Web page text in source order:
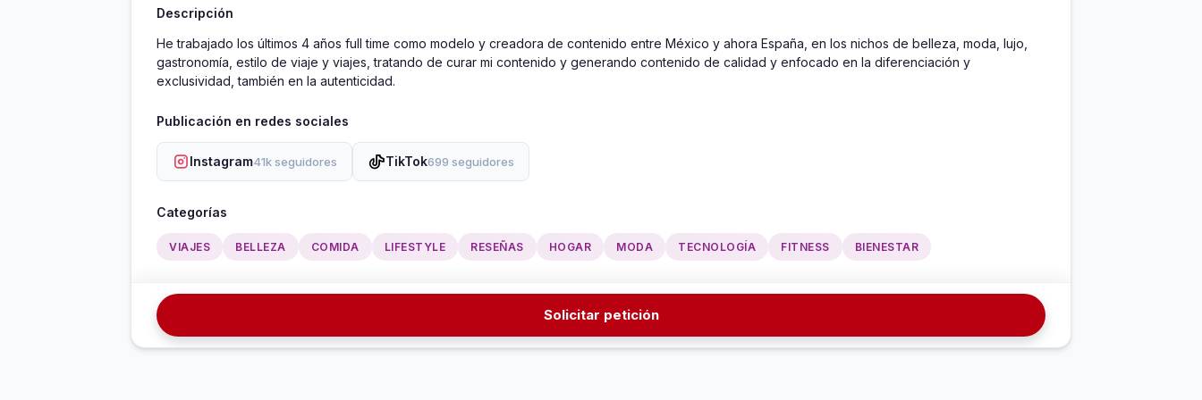
Descripción
He trabajado los últimos 4 años full time como modelo y creadora de contenido entre México y ahora España, en los nichos de belleza, moda, lujo,
gastronomía, estilo de viaje y viajes, tratando de curar mi contenido y generando contenido de calidad y enfocado en la diferenciación y
exclusividad, también en la autenticidad.
Publicación en redes sociales
Instagram41k seguidores TikTok699 seguidores
Categorías
VIAJES BELLEZA COMIDA LIFESTYLE RESEÑAS HOGAR MODA TECNOLOGÍA FITNESS BIENESTAR
Solicitar petición